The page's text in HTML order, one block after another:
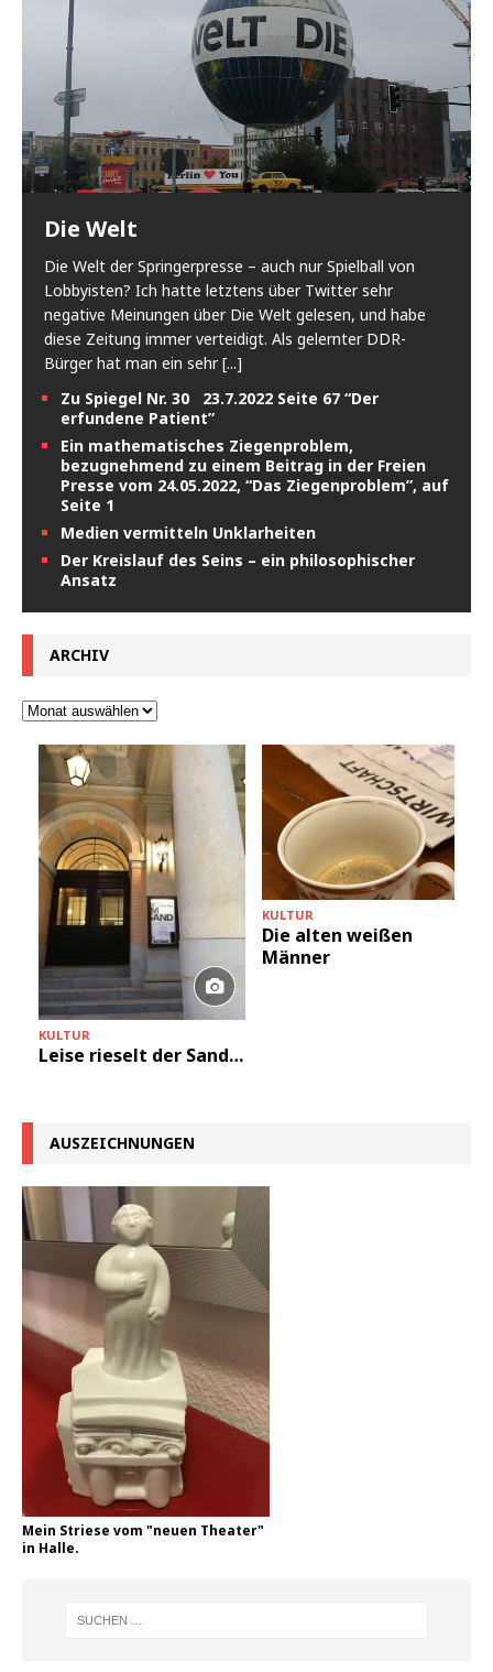
Die Welt
Die Welt der Springerpresse – auch nur Spielball von
Lobbyisten? Ich hatte letztens über Twitter sehr
negative Meinungen über Die Welt gelesen, und habe
diese Zeitung immer verteidigt. Als gelernter DDR-
Bürger hat man ein sehr[...]
Zu Spiegel Nr. 30 23.7.2022 Seite 67 “Der
erfundene Patient”
Ein mathematisches Ziegenproblem,
bezugnehmend zu einem Beitrag in der Freien
Presse vom 24.05.2022, “Das Ziegenproblem”, auf
Seite 1
Medien vermitteln Unklarheiten
Der Kreislauf des Seins – ein philosophischer
Ansatz
ARCHIV
KULTUR
Leise rieselt der Sand…
KULTUR
Die alten weißen
Männer
AUSZEICHNUNGEN
Mein Striese vom "neuen Theater"
in Halle.